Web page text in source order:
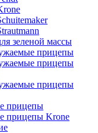
зеленой массы
прицепы
прицепы
прицепы
прицепы
прицепы Krone